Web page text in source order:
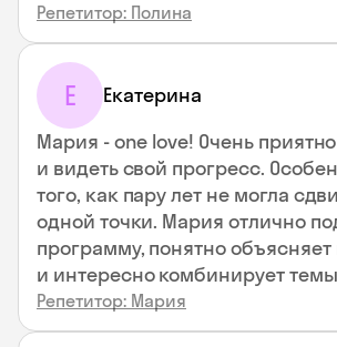
Репетитор: Полина
Е Екатерина
Мария - one love! Очень
и видеть свой прогресс.
того, как пару лет не могла
одной точки. Мария отлично
программу, понятно
и интересно комбинирует
Репетитор: Мария